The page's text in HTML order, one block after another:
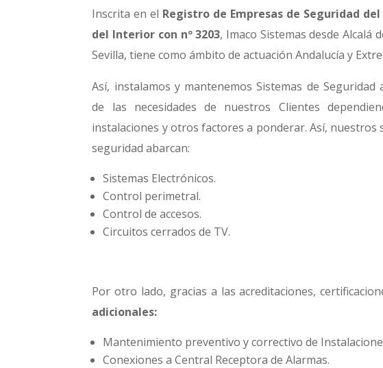
Inscrita en el Registro de Empresas de Seguridad
del Interior con nº 3203, Imaco Sistemas desde Alcalá
Sevilla, tiene como ámbito de actuación Andalucía y
Así, instalamos y mantenemos Sistemas de Seguridad
de las necesidades de nuestros Clientes
instalaciones y otros factores a ponderar. Así, nuestros
seguridad abarcan:
Sistemas Electrónicos.
Control perimetral.
Control de accesos.
Circuitos cerrados de TV.
Por otro lado, gracias a las acreditaciones,
adicionales:
Mantenimiento preventivo y correctivo de
Conexiones a Central Receptora de Alarmas.